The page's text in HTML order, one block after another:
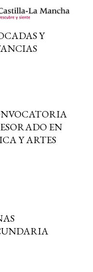
Y
EN
Y ARTES